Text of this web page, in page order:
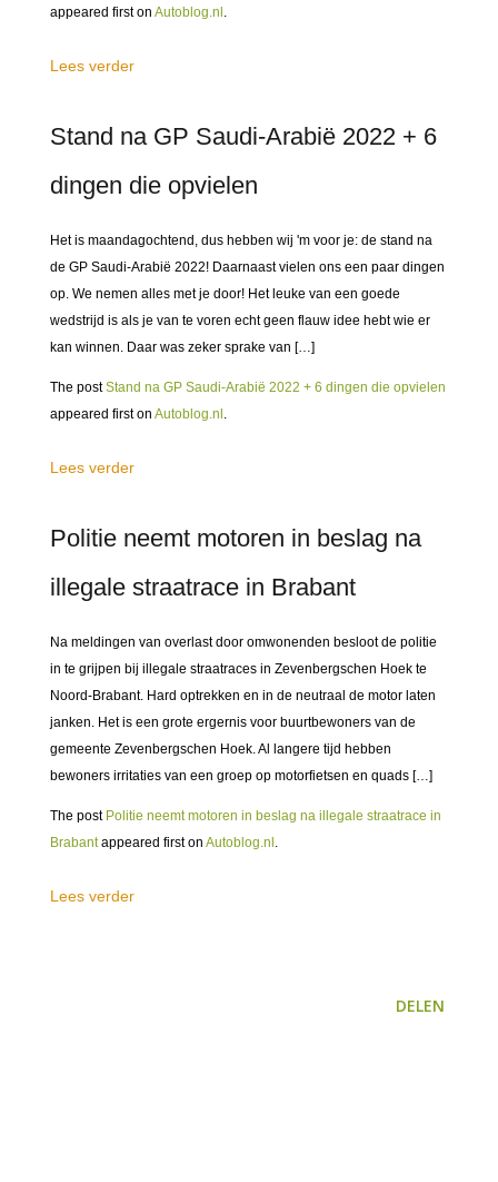
appeared first on Autoblog.nl .
Lees verder
Stand na GP Saudi-Arabië 2022 + 6
dingen die opvielen
Het is maandagochtend, dus hebben wij 'm voor je: de stand na
de GP Saudi-Arabië 2022! Daarnaast vielen ons een paar dingen
op. We nemen alles met je door! Het leuke van een goede
wedstrijd is als je van te voren echt geen flauw idee hebt wie er
kan winnen. Daar was zeker sprake van […]
The postStand na GP Saudi-Arabië 2022 + 6 dingen die opvielen
appeared first on Autoblog.nl .
Lees verder
Politie neemt motoren in beslag na
illegale straatrace in Brabant
Na meldingen van overlast door omwonenden besloot de politie
in te grijpen bij illegale straatraces in Zevenbergschen Hoek te
Noord-Brabant. Hard optrekken en in de neutraal de motor laten
janken. Het is een grote ergernis voor buurtbewoners van de
gemeente Zevenbergschen Hoek. Al langere tijd hebben
bewoners irritaties van een groep op motorfietsen en quads […]
The post Politie neemt motoren in beslag na illegale straatrace in
Brabantappeared first on Autoblog.nl .
Lees verder
DELEN